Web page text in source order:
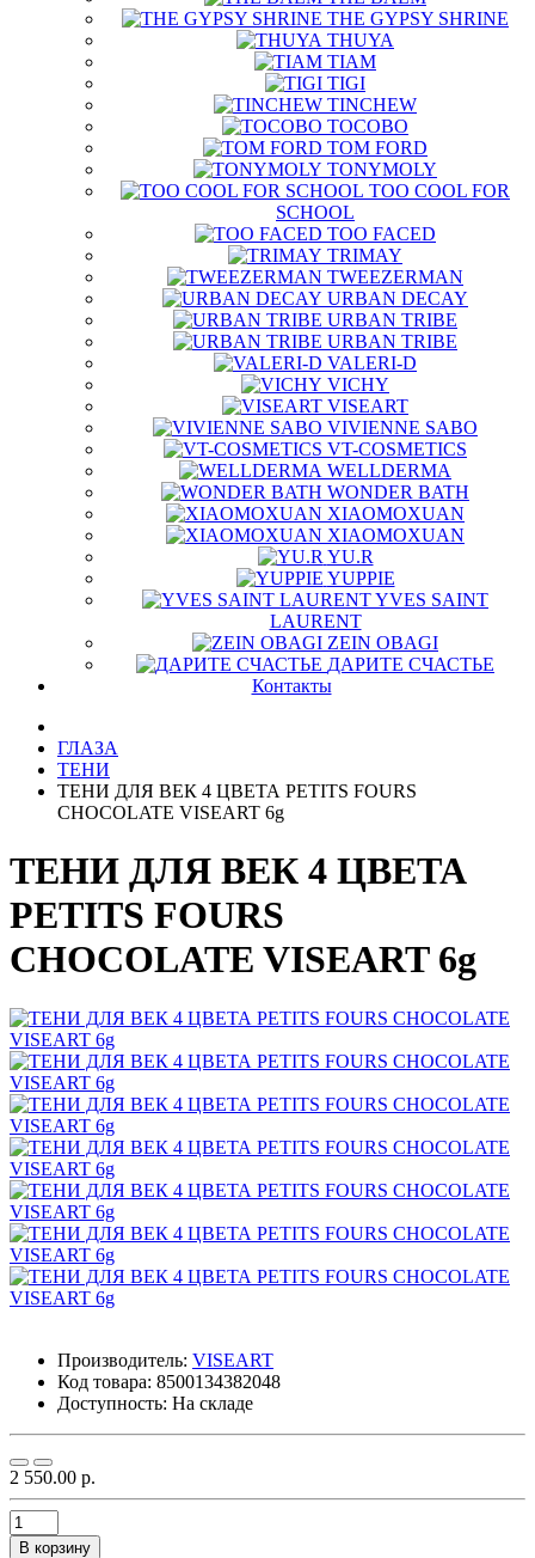
THE GYPSY SHRINE
THUYA
TIAM
TIGI
TINCHEW
TOCOBO
TOM FORD
TONYMOLY
TOO COOL FOR
SCHOOL
TOO FACED
TRIMAY
TWEEZERMAN
URBAN DECAY
URBAN TRIBE
URBAN TRIBE
VALERI-D
VICHY
VISEART
VIVIENNE SABO
VT-COSMETICS
WELLDERMA
WONDER BATH
XIAOMOXUAN
XIAOMOXUAN
YU.R
YUPPIE
YVES SAINT
LAURENT
ZEIN OBAGI
ДАРИТЕ СЧАСТЬЕ
Контакты
ГЛАЗА
ТЕНИ
ТЕНИ ДЛЯ ВЕК 4 ЦВЕТА PETITS FOURS
CHOCOLATE VISEART 6g
ТЕНИ ДЛЯ ВЕК 4 ЦВЕТА
PETITS FOURS
CHOCOLATE VISEART 6g
Производитель: VISEART
Код товара: 8500134382048
Доступность: На складе
2 550.00 р.
В корзину